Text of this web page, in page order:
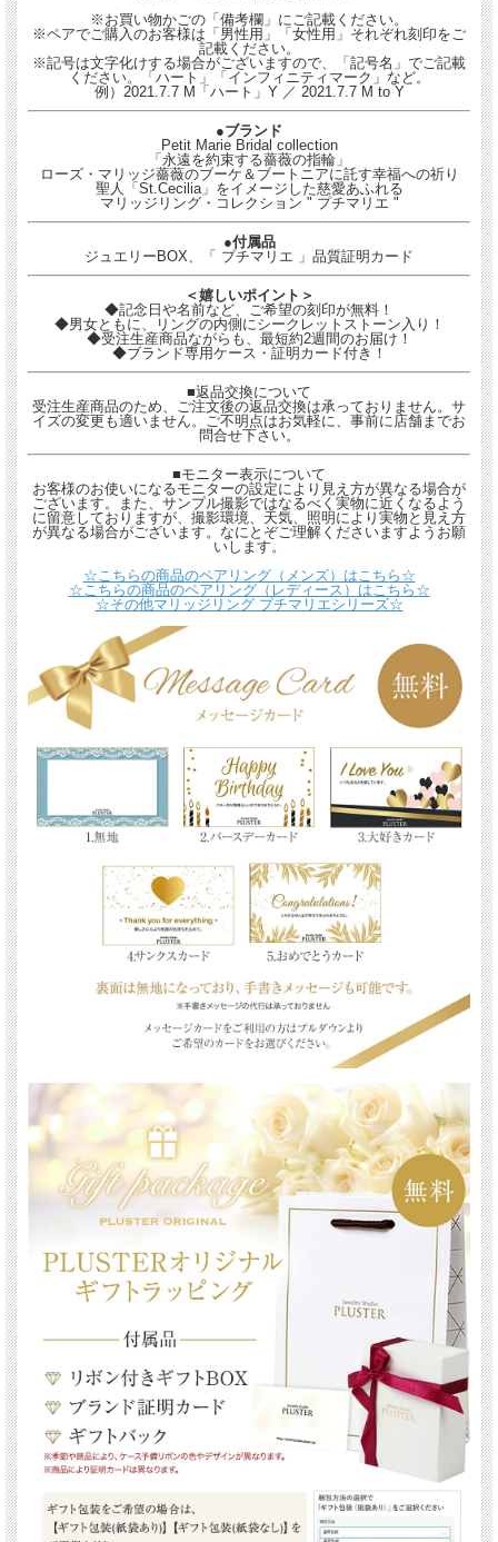
※お買い物かごの「備考欄」にご記載ください。
※ペアでご購入のお客様は「男性用」「女性用」それぞれ刻印をご
記載ください。
※記号は文字化けする場合がございますので、「記号名」でご記載
ください。「ハート」「インフィニティマーク」など。
例）2021.7.7 M「ハート」Y ／ 2021.7.7 M to Y
●ブランド
Petit Marie Bridal collection
「永遠を約束する薔薇の指輪」
ローズ・マリッジ薔薇のブーケ＆ブートニアに託す幸福への祈り
聖人「St.Cecilia」をイメージした慈愛あふれる
マリッジリング・コレクション " プチマリエ "
●付属品
ジュエリーBOX、「 プチマリエ 」品質証明カード
＜嬉しいポイント＞
◆記念日や名前など、ご希望の刻印が無料！
◆男女ともに、リングの内側にシークレットストーン入り！
◆受注生産商品ながらも、最短約2週間のお届け！
◆ブランド専用ケース・証明カード付き！
■返品交換について
受注生産商品のため、ご注文後の返品交換は承っておりません。サ
イズの変更も適いません。ご不明点はお気軽に、事前に店舗までお
問合せ下さい。
■モニター表示について
お客様のお使いになるモニターの設定により見え方が異なる場合が
ございます。また、サンプル撮影ではなるべく実物に近くなるよう
に留意しておりますが、撮影環境、天気、照明により実物と見え方
が異なる場合がございます。なにとぞご理解くださいますようお願
いします。
☆こちらの商品のペアリング（メンズ）はこちら☆
☆こちらの商品のペアリング（レディース）はこちら☆
☆その他マリッジリング プチマリエシリーズ☆